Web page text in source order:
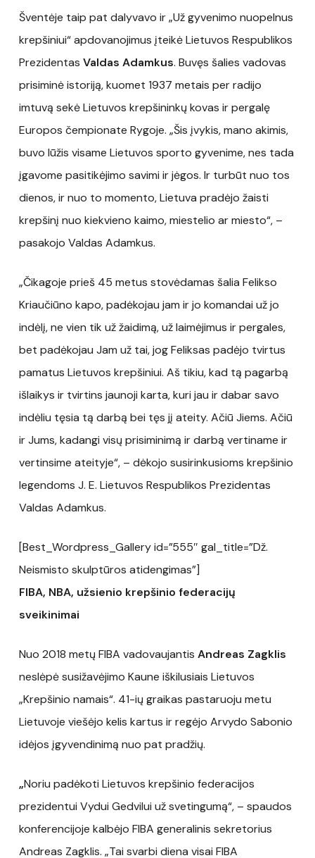
Šventėje taip pat dalyvavo ir „Už gyvenimo nuopelnus
krepšiniui“ apdovanojimus įteikė Lietuvos Respublikos
Prezidentas Valdas Adamkus. Buvęs šalies vadovas
prisiminė istoriją, kuomet 1937 metais per radijo
imtuvą sekė Lietuvos krepšininkų kovas ir pergalę
Europos čempionate Rygoje. „Šis įvykis, mano akimis,
buvo lūžis visame Lietuvos sporto gyvenime, nes tada
įgavome pasitikėjimo savimi ir jėgos. Ir turbūt nuo tos
dienos, ir nuo to momento, Lietuva pradėjo žaisti
krepšinį nuo kiekvieno kaimo, miestelio ar miesto“, –
pasakojo Valdas Adamkus.
„Čikagoje prieš 45 metus stovėdamas šalia Felikso
Kriaučiūno kapo, padėkojau jam ir jo komandai už jo
indėlį, ne vien tik už žaidimą, už laimėjimus ir pergales,
bet padėkojau Jam už tai, jog Feliksas padėjo tvirtus
pamatus Lietuvos krepšiniui. Aš tikiu, kad tą pagarbą
išlaikys ir tvirtins jaunoji karta, kuri jau ir dabar savo
indėliu tęsia tą darbą bei tęs jį ateity. Ačiū Jiems. Ačiū
ir Jums, kadangi visų prisiminimą ir darbą vertiname ir
vertinsime ateityje“, – dėkojo susirinkusioms krepšinio
legendoms J. E. Lietuvos Respublikos Prezidentas
Valdas Adamkus.
[Best_Wordpress_Gallery id=”555″ gal_title=”Dž.
Neismisto skulptūros atidengimas”]
FIBA, NBA, užsienio krepšinio federacijų
sveikinimai
Nuo 2018 metų FIBA vadovaujantis Andreas Zagklis
neslėpė susižavėjimo Kaune iškilusiais Lietuvos
„Krepšinio namais“. 41-ių graikas pastaruoju metu
Lietuvoje viešėjo kelis kartus ir regėjo Arvydo Sabonio
idėjos įgyvendinimą nuo pat pradžių.
„Noriu padėkoti Lietuvos krepšinio federacijos
prezidentui Vydui Gedvilui už svetingumą“, – spaudos
konferencijoje kalbėjo FIBA generalinis sekretorius
Andreas Zagklis. „Tai svarbi diena visai FIBA